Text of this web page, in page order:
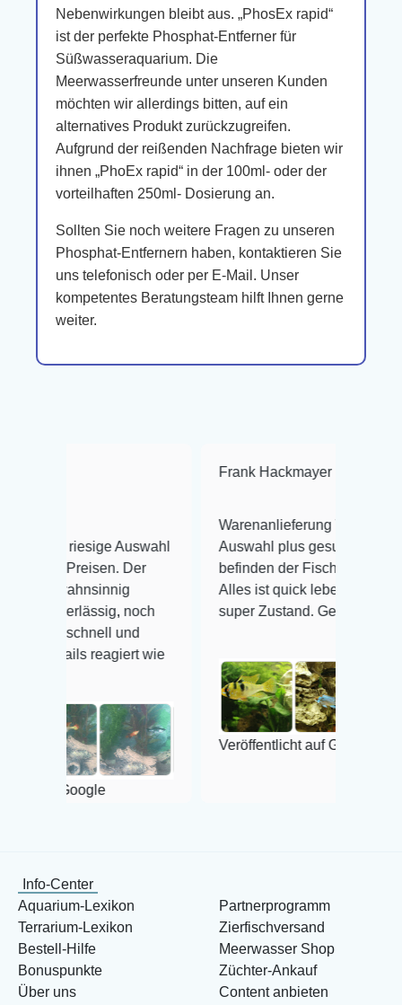
Nebenwirkungen bleibt aus. „PhosEx rapid“
ist der perfekte Phosphat-Entferner für
Süßwasseraquarium. Die
Meerwasserfreunde unter unseren Kunden
möchten wir allerdings bitten, auf ein
alternatives Produkt zurückzugreifen.
Aufgrund der reißenden Nachfrage bieten wir
ihnen „PhoEx rapid“ in der 100ml- oder der
vorteilhaften 250ml- Dosierung an.
Sollten Sie noch weitere Fragen zu unseren
Phosphat-Entfernern haben, kontaktieren Sie
uns telefonisch oder per E-Mail. Unser
kompetentes Beratungsteam hilft Ihnen gerne
weiter.
Auswahl
noch
reagiert wie
Frank Hackmayer ★★★★
Warenanlieferung Top und die
Auswahl plus gesundheitliches
befinden der Fische einwandfrei.
Alles ist quick lebendig und im
super Zustand. Gerne wieder 😃
Veröffentlicht auf Google
Info-Center
Aquarium-Lexikon
Terrarium-Lexikon
Bestell-Hilfe
Bonuspunkte
Über uns
Partnerprogramm
Zierfischversand
Meerwasser Shop
Züchter-Ankauf
Content anbieten